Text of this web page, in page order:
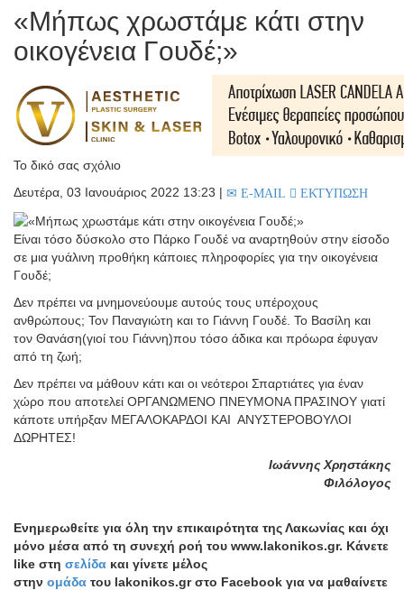
«Μήπως χρωστάμε κάτι στην
οικογένεια Γουδέ;»
Το δικό σας σχόλιο
Δευτέρα, 03 Ιανουάριος 2022 13:23 | E-MAIL ΕΚΤΥΠΩΣΗ
Είναι τόσο δύσκολο στο Πάρκο Γουδέ να αναρτηθούν στην είσοδο
σε μια γυάλινη προθήκη κάποιες πληροφορίες για την οικογένεια
Γουδέ;
Δεν πρέπει να μνημονεύουμε αυτούς τους υπέροχους
ανθρώπους; Τον Παναγιώτη και το Γιάννη Γουδέ. Το Βασίλη και
τον Θανάση(γιοί του Γιάννη)που τόσο άδικα και πρόωρα έφυγαν
από τη ζωή;
Δεν πρέπει να μάθουν κάτι και οι νεότεροι Σπαρτιάτες για έναν
χώρο που αποτελεί ΟΡΓΑΝΩΜΕΝΟ ΠΝΕΥΜΟΝΑ ΠΡΑΣΙΝΟΥ γιατί
κάποτε υπήρξαν ΜΕΓΑΛΟΚΑΡΔΟΙ ΚΑΙ ΑΝΥΣΤΕΡΟΒΟΥΛΟΙ
ΔΩΡΗΤΕΣ!
Ιωάννης Χρηστάκης
Φιλόλογος
Ενημερωθείτε για όλη την επικαιρότητα της Λακωνίας και όχι
μόνο μέσα από τη συνεχή ροή του www.lakonikos.gr. Κάνετε
like στη σελίδα και γίνετε μέλος
στην ομάδα του lakonikos.gr στο Facebook για να μαθαίνετε